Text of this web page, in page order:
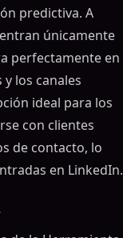
predictiva. A
únicamente
perfectamente en
los canales
ideal para los
con clientes
de contacto, lo
en LinkedIn.